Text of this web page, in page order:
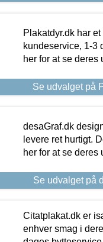
Plakatdyr.dk har
kundeservice, 1-3
her for at se deres
Se udvalget på
desaGraf.dk
levere ret hurtigt.
her for at se deres
Se udvalget på
Citatplakat.dk er
enhver smag i